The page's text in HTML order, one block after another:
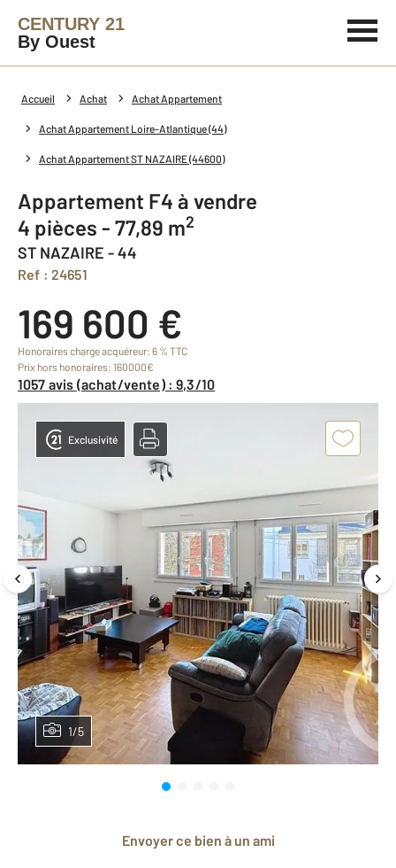
CENTURY 21
By Ouest
Accueil Achat Achat Appartement
Achat Appartement Loire-Atlantique (44)
Achat Appartement ST NAZAIRE (44600)
Appartement F4 à vendre
4 pièces - 77,89 m2
ST NAZAIRE - 44
Ref : 24651
169 600 €
Honoraires charge acquéreur: 6 % TTC
Prix hors honoraires: 160000€
1057 avis (achat/vente) : 9,3/10
1/5
Exclusivité
Envoyer ce bien à un ami